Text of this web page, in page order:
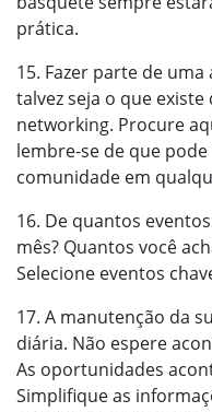
prática.
15. Fazer parte de
talvez seja o que
networking. Procure
lembre-se de que
comunidade em
16. De quantos
mês? Quantos você
Selecione eventos
17. A manutenção da
diária. Não espere
As oportunidades
Simplifique as